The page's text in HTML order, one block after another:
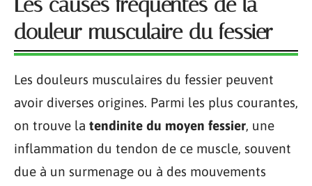
douleur musculaire du fessier
Les douleurs musculaires du fessier peuvent
avoir diverses origines. Parmi les plus courantes,
on trouve la tendinite du moyen fessier, une
inflammation du tendon de ce muscle, souvent
due à un surmenage ou à des mouvements